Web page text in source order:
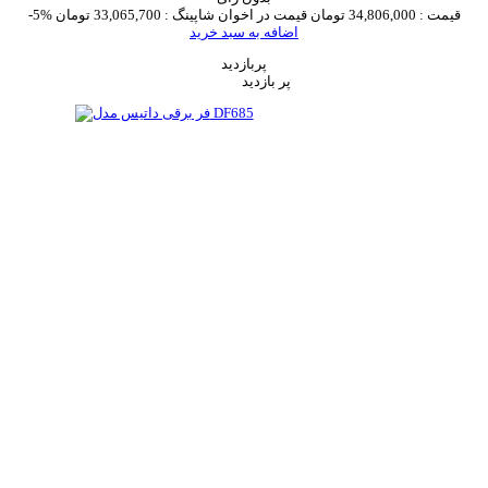
-5%
قیمت : 34,806,000 تومان قیمت در اخوان شاپینگ : 33,065,700 تومان
اضافه به سبد خرید
پربازدید
پر بازدید